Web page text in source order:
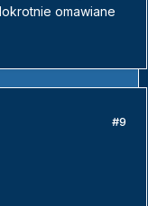
omawiane
#9